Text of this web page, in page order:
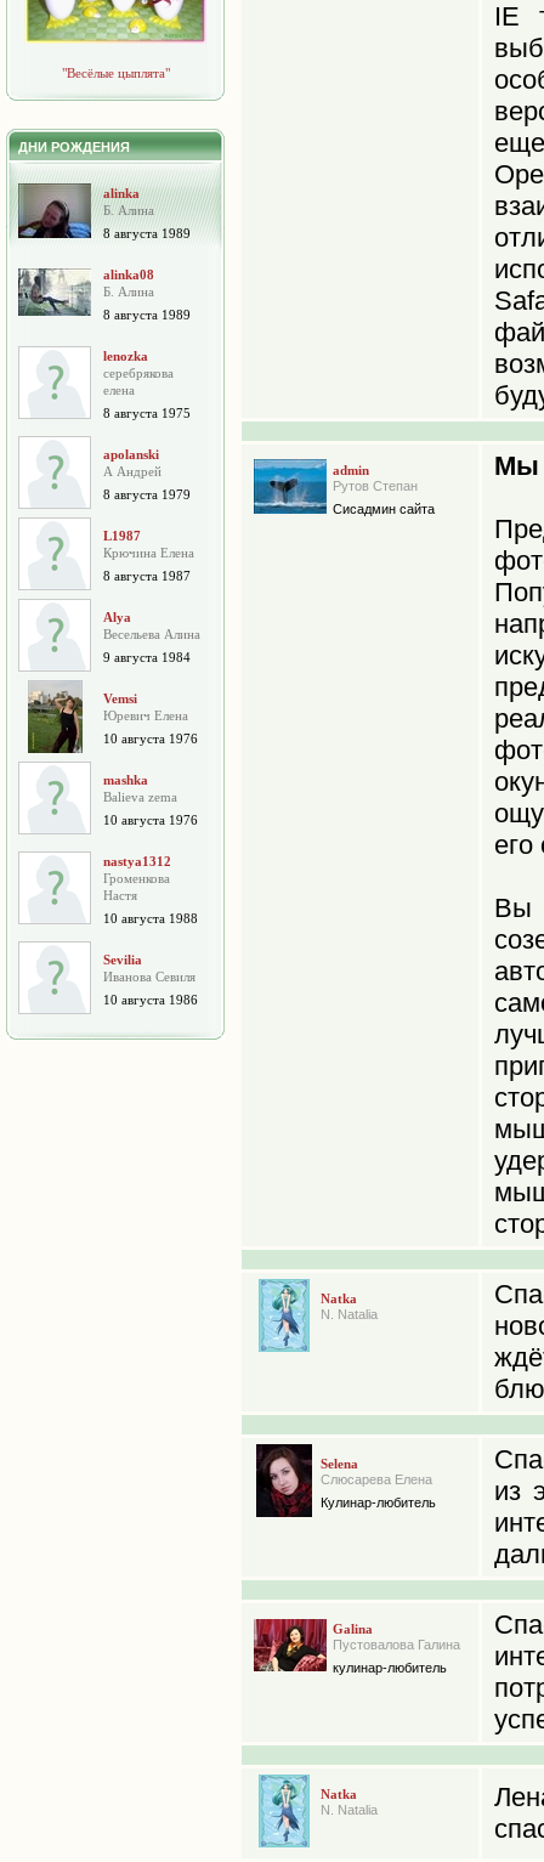
"Весёлые цыплята"
ДНИ РОЖДЕНИЯ
alinka
Б. Алина
8 августа 1989
alinka08
Б. Алина
8 августа 1989
lenozka
серебрякова
елена
8 августа 1975
apolanski
А Андрей
8 августа 1979
L1987
Крючина Елена
8 августа 1987
Alya
Весельева Алина
9 августа 1984
Vemsi
Юревич Елена
10 августа 1976
mashka
Balieva zema
10 августа 1976
nastya1312
Громенкова
Настя
10 августа 1988
Sevilia
Иванова Севиля
10 августа 1986
IE
admin
Рутов Степан
Сисадмин сайта
Мы
его
Вы
Natka
N. Natalia
Selena
Слюсарева Елена
Кулинар-любитель
из
Galina
Пустовалова Галина
кулинар-любитель
Natka
N. Natalia